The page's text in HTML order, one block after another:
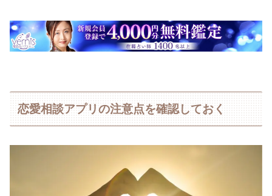
恋愛相談アプリの注意点を確認しておく